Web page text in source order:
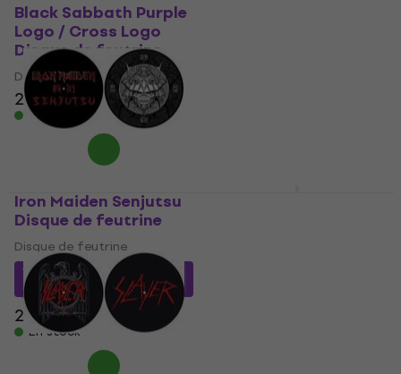
Black Sabbath Purple
Logo / Cross Logo
Disque de feutrine
Disque de feutrine
22,80 €
En stock
Iron Maiden Senjutsu
Disque de feutrine
Disque de feutrine
18,83 €avec le code
MUZMUZ-10
21,90 €
En stock